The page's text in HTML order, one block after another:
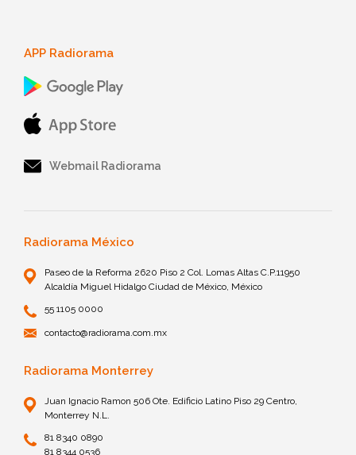
APP Radiorama
Webmail Radiorama
Radiorama México
Paseo de la Reforma 2620 Piso 2 Col. Lomas Altas C.P.11950
Alcaldía Miguel Hidalgo Ciudad de México, México
55 1105 0000
contacto@radiorama.com.mx
Radiorama Monterrey
Juan Ignacio Ramon 506 Ote. Edificio Latino Piso 29 Centro,
Monterrey N.L.
81 8340 0890
81 8344 0536